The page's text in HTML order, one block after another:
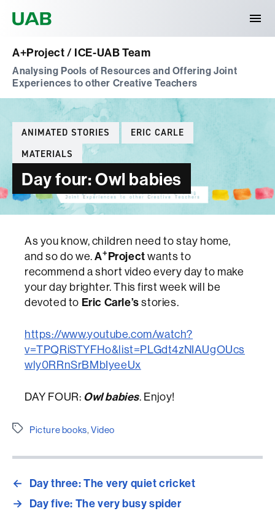
A+Project / ICE-UAB Team
Analysing Pools of Resources and Offering Joint
Experiences to other Creative Teachers
Categories
ANIMATED STORIES
ERIC CARLE
MATERIALS
Day four: Owl babies
As you know, children need to stay home,
and so do we.A+Projectwants to
recommend a short video every day to make
your day brighter. This first week will be
devoted to Eric Carle’sstories.
https://www.youtube.com/watch?
v=TPQRiSTYFHo&list=PLGdt4zNIAUgOUcs
wly0RRnSrBMbIyeeUx
DAY FOUR: Owl babies. Enjoy!
Etiquetes
Picture books,Video
←
Day three: The very quiet cricket
→ Day five: The very busy spider